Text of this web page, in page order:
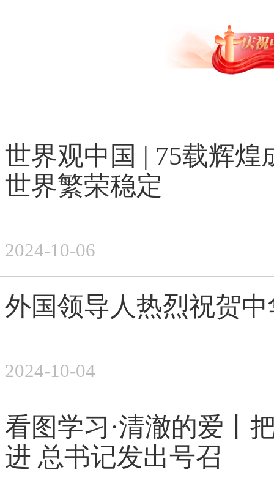
世界观中国 | 75载辉煌
世界繁荣稳定
2024-10-06
外国领导人热烈祝贺
2024-10-04
看图学习·清澈的爱丨
进 总书记发出号召